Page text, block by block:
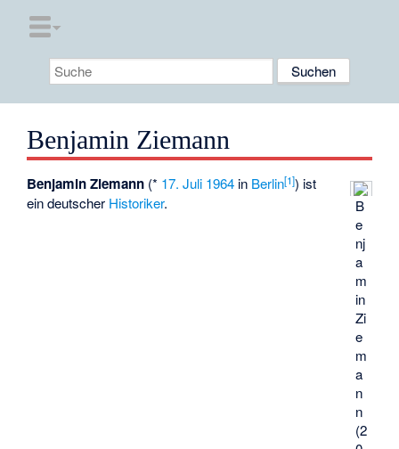
Benjamin Ziemann
B
e
nj
a
m
in
Zi
e
m
a
n
n
(2
Benjamin Ziemann (* 17. Juli 1964 in Berlin[1]) ist
ein deutscher Historiker.